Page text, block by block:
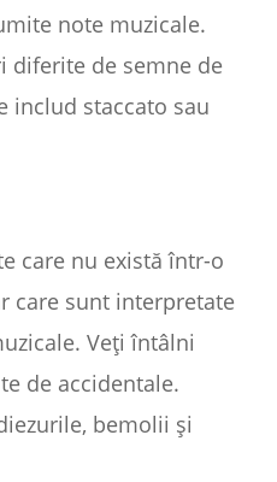
note muzicale.
diferite de semne de
includ staccato sau
care nu există într-o
care sunt interpretate
Veți întâlni
de accidentale.
bemolii și